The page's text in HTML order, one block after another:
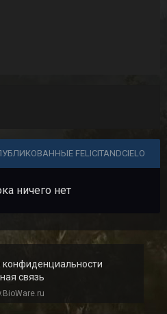
FELICITANDCIELO
ничего нет
конфиденциальности
связь